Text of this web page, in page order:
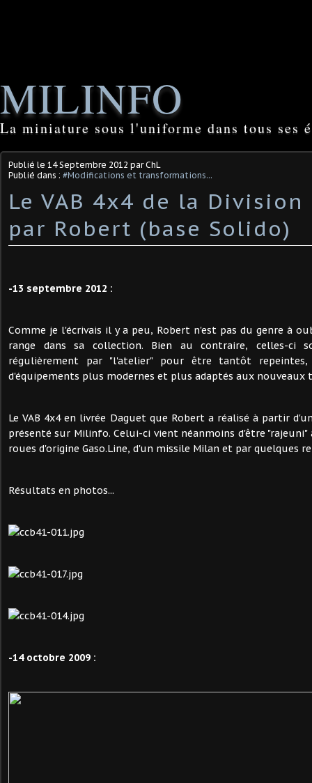
MILINFO
La miniature sous l'uniforme dans tous ses
Publié le 14 Septembre 2012 par ChL
Publié dans : #Modifications et transformations...
Le VAB 4x4 de la
par Robert (base Solido)
-13 septembre 2012 :
Comme je l'écrivais il y a peu, Robert n'est pas du genre à
range dans sa collection. Bien au contraire, celles-ci
régulièrement par "l'atelier" pour être tantôt repeintes,
d'équipements plus modernes et plus adaptés aux nouveaux
Le VAB 4x4 en livrée Daguet que Robert a réalisé à partir
présenté sur Milinfo. Celui-ci vient néanmoins d'être "rajeuni"
roues d'origine Gaso.Line, d'un missile Milan et par quelques
Résultats en photos...
-14 octobre 2009 :